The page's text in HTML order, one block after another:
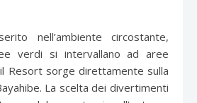
nell’ambiente circostante,
verdi si intervallano ad aree
Resort sorge direttamente sulla
La scelta dei divertimenti